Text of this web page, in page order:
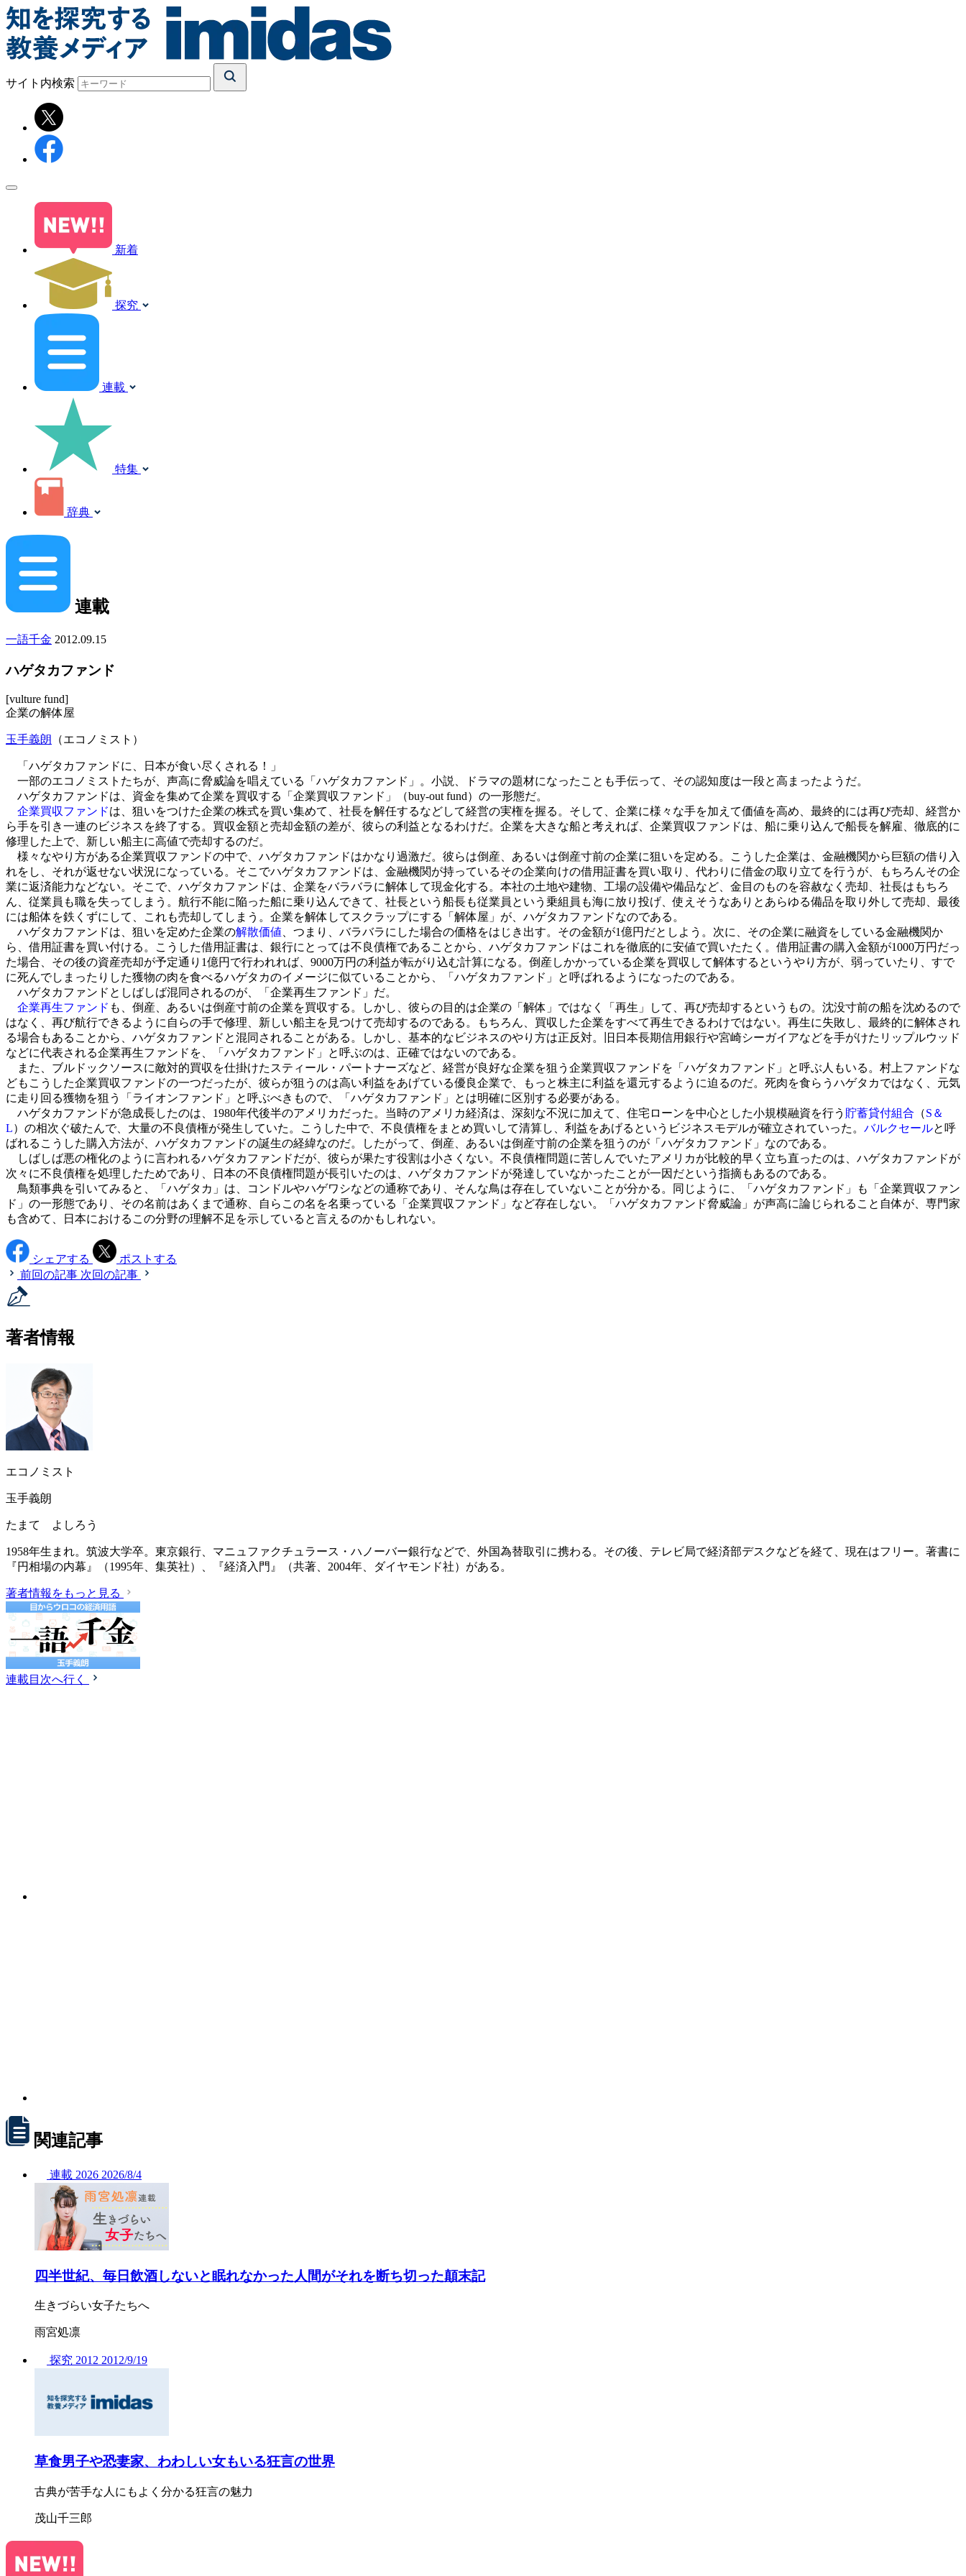
サイト内検索
新着
探究
連載
特集
辞典
連載
一語千金 2012.09.15
ハゲタカファンド
[vulture fund]
企業の解体屋
玉手義朗 （エコノミスト）
「ハゲタカファンドに、日本が食い尽くされる！」
一部のエコノミストたちが、声高に脅威論を唱えている「ハゲタカファンド」。小説、ドラマの題材になったことも手伝って、その認知度は一段と高まったようだ。
ハゲタカファンドは、資金を集めて企業を買収する「企業買収ファンド」（buy-out fund）の一形態だ。
企業買収ファンドは、狙いをつけた企業の株式を買い集めて、社長を解任するなどして経営の実権を握る。そして、企業に様々な手を加えて価値を高め、最終的には再び売却、経営か
ら手を引き一連のビジネスを終了する。買収金額と売却金額の差が、彼らの利益となるわけだ。企業を大きな船と考えれば、企業買収ファンドは、船に乗り込んで船長を解雇、徹底的に
修理した上で、新しい船主に高値で売却するのだ。
様々なやり方がある企業買収ファンドの中で、ハゲタカファンドはかなり過激だ。彼らは倒産、あるいは倒産寸前の企業に狙いを定める。こうした企業は、金融機関から巨額の借り入
れをし、それが返せない状況になっている。そこでハゲタカファンドは、金融機関が持っているその企業向けの借用証書を買い取り、代わりに借金の取り立てを行うが、もちろんその企
業に返済能力などない。そこで、ハゲタカファンドは、企業をバラバラに解体して現金化する。本社の土地や建物、工場の設備や備品など、金目のものを容赦なく売却、社長はもちろ
ん、従業員も職を失ってしまう。航行不能に陥った船に乗り込んできて、社長という船長も従業員という乗組員も海に放り投げ、使えそうなありとあらゆる備品を取り外して売却、最後
には船体を鉄くずにして、これも売却してしまう。企業を解体してスクラップにする「解体屋」が、ハゲタカファンドなのである。
ハゲタカファンドは、狙いを定めた企業の解散価値 、つまり、バラバラにした場合の価格をはじき出す。その金額が1億円だとしよう。次に、その企業に融資をしている金融機関か
ら、借用証書を買い付ける。こうした借用証書は、銀行にとっては不良債権であることから、ハゲタカファンドはこれを徹底的に安値で買いたたく。借用証書の購入金額が1000万円だっ
た場合、その後の資産売却が予定通り1億円で行われれば、9000万円の利益が転がり込む計算になる。倒産しかかっている企業を買収して解体するというやり方が、弱っていたり、すで
に死んでしまったりした獲物の肉を食べるハゲタカのイメージに似ていることから、「ハゲタカファンド」と呼ばれるようになったのである。
ハゲタカファンドとしばしば混同されるのが、「企業再生ファンド」だ。
企業再生ファンド も、倒産、あるいは倒産寸前の企業を買収する。しかし、彼らの目的は企業の「解体」ではなく「再生」して、再び売却するというもの。沈没寸前の船を沈めるので
はなく、再び航行できるように自らの手で修理、新しい船主を見つけて売却するのである。もちろん、買収した企業をすべて再生できるわけではない。再生に失敗し、最終的に解体され
る場合もあることから、ハゲタカファンドと混同されることがある。しかし、基本的なビジネスのやり方は正反対。旧日本長期信用銀行や宮崎シーガイアなどを手がけたリップルウッド
などに代表される企業再生ファンドを、「ハゲタカファンド」と呼ぶのは、正確ではないのである。
また、ブルドックソースに敵対的買収を仕掛けたスティール・パートナーズなど、経営が良好な企業を狙う企業買収ファンドを「ハゲタカファンド」と呼ぶ人もいる。村上ファンドな
どもこうした企業買収ファンドの一つだったが、彼らが狙うのは高い利益をあげている優良企業で、もっと株主に利益を還元するように迫るのだ。死肉を食らうハゲタカではなく、元気
に走り回る獲物を狙う「ライオンファンド」と呼ぶべきもので、「ハゲタカファンド」とは明確に区別する必要がある。
ハゲタカファンドが急成長したのは、1980年代後半のアメリカだった。当時のアメリカ経済は、深刻な不況に加えて、住宅ローンを中心とした小規模融資を行う 貯蓄貸付組合 （S＆
L）の相次ぐ破たんで、大量の不良債権が発生していた。こうした中で、不良債権をまとめ買いして清算し、利益をあげるというビジネスモデルが確立されていった。 バルクセールと呼
ばれるこうした購入方法が、ハゲタカファンドの誕生の経緯なのだ。したがって、倒産、あるいは倒産寸前の企業を狙うのが「ハゲタカファンド」なのである。
しばしば悪の権化のように言われるハゲタカファンドだが、彼らが果たす役割は小さくない。不良債権問題に苦しんでいたアメリカが比較的早く立ち直ったのは、ハゲタカファンドが
次々に不良債権を処理したためであり、日本の不良債権問題が長引いたのは、ハゲタカファンドが発達していなかったことが一因だという指摘もあるのである。
鳥類事典を引いてみると、「ハゲタカ」は、コンドルやハゲワシなどの通称であり、そんな鳥は存在していないことが分かる。同じように、「ハゲタカファンド」も「企業買収ファン
ド」の一形態であり、その名前はあくまで通称、自らこの名を名乗っている「企業買収ファンド」など存在しない。「ハゲタカファンド脅威論」が声高に論じられること自体が、専門家
も含めて、日本におけるこの分野の理解不足を示していると言えるのかもしれない。
シェアする
ポストする
前回の記事 次回の記事
著者情報
エコノミスト
玉手義朗
たまて よしろう
1958年生まれ。筑波大学卒。東京銀行、マニュファクチュラース・ハノーバー銀行などで、外国為替取引に携わる。その後、テレビ局で経済部デスクなどを経て、現在はフリー。著書に
『円相場の内幕』（1995年、集英社）、『経済入門』（共著、2004年、ダイヤモンド社）がある。
著者情報をもっと見る
連載目次へ行く
関連記事
連載 2026 2026/8/4
四半世紀、毎日飲酒しないと眠れなかった人間がそれを断ち切った顛末記
生きづらい女子たちへ
雨宮処凛
探究 2012 2012/9/19
草食男子や恐妻家、わわしい女もいる狂言の世界
古典が苦手な人にもよく分かる狂言の魅力
茂山千三郎